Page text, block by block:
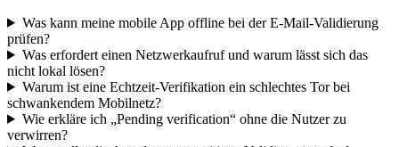
Was kann meine mobile App offline bei der E-Mail‑Validierung
prüfen?
Was erfordert einen Netzwerkaufruf und warum lässt sich das
nicht lokal lösen?
Warum ist eine Echtzeit‑Verifikation ein schlechtes Tor bei
schwankendem Mobilnetz?
Wie erkläre ich „Pending verification“ ohne die Nutzer zu
verwirren?